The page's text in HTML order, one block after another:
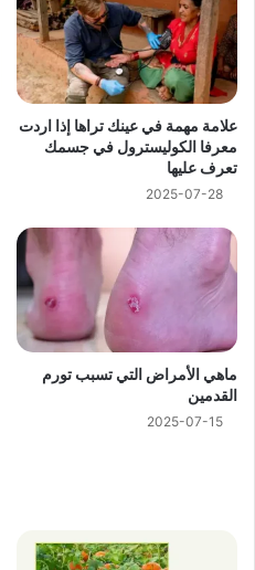
علامة مهمة في عينك تراها إذا اردت
معرفا الكوليسترول في جسمك
تعرف عليها
2025-07-28
ماهي الأمراض التي تسبب تورم
القدمين
2025-07-15